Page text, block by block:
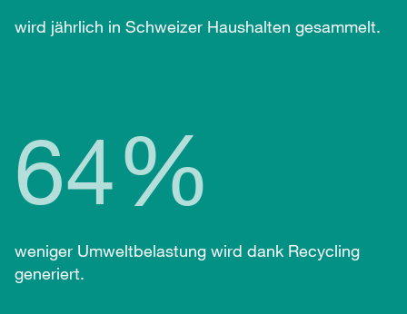
wird jährlich in Schweizer Haushalten gesammelt.
64%
weniger Umweltbelastung wird dank Recycling
generiert.